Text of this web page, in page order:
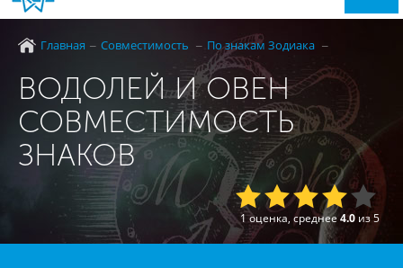
Главная Совместимость По знакам Зодиака
ВОДОЛЕЙ И ОВЕН
СОВМЕСТИМОСТЬ
ЗНАКОВ
1 оценка, среднее4.0из 5